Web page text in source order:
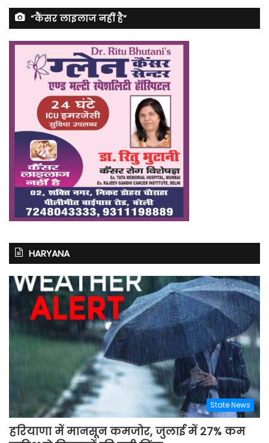
“कैंसर लाइलाज नहीं है”
HARYANA
State News
हरियाणा में मानसून कमजोर, जुलाई में 27% कम